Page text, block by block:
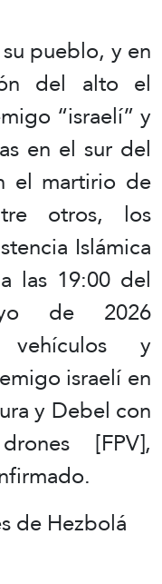
pueblo, y en
del alto el
“israelí” y
en el sur del
el martirio de
otros, los
Islámica
las 19:00 del
de 2026
vehículos y
israelí en
y Debel con
[FPV],
de Hezbolá